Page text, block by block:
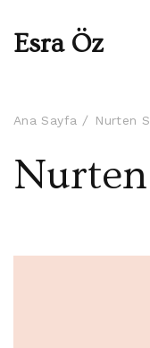
Esra Öz
Ana Sayfa Nurten
Nurten